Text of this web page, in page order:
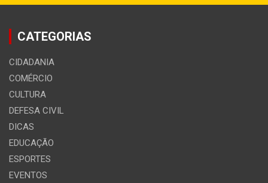
CATEGORIAS
CIDADANIA
COMÉRCIO
CULTURA
DEFESA CIVIL
DICAS
EDUCAÇÃO
ESPORTES
EVENTOS